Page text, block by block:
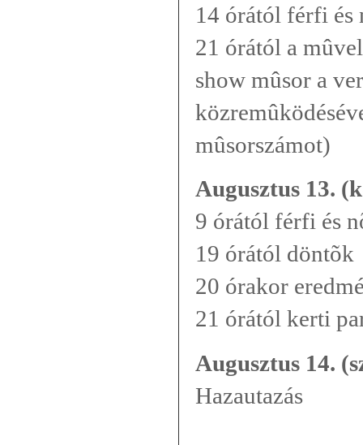
14 órától férfi és
21 órától a
show mûsor a
mûsorszámot)
Augusztus 13.
9 órától férfi és
19 órától döntõk
20 órakor
21 órától kerti
Augusztus 14.
Hazautazás